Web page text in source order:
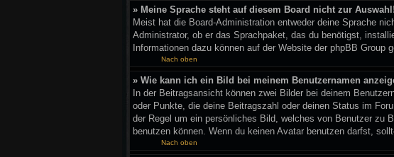
» Meine Sprache steht auf diesem Board nicht zur Auswahl!
Meist hat die Board-Administration entweder deine Sprache
Administrator, ob er das Sprachpaket, das du benötigst,
Informationen dazu können auf der Website der phpBB Group
Nach oben
» Wie kann ich ein Bild bei meinem Benutzernamen
In der Beitragsansicht können zwei Bilder bei deinem
oder Punkte, die deine Beitragszahl oder deinen Status im
der Regel um ein persönliches Bild, welches von Benutzer zu
benutzen können. Wenn du keinen Avatar benutzen darfst,
Nach oben